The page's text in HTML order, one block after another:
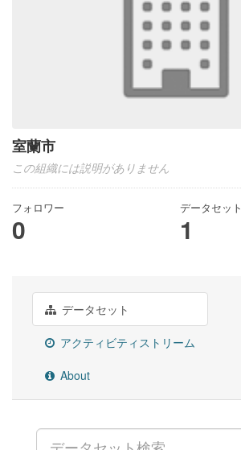
室蘭市
この組織には説明がありません
フォロワー
0
データセット
1
データセット
アクティビティストリーム
About